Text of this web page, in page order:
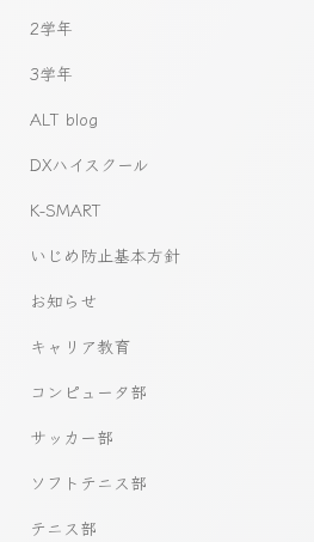
2学年
3学年
ALT blog
DXハイスクール
K-SMART
いじめ防止基本方針
お知らせ
キャリア教育
コンピュータ部
サッカー部
ソフトテニス部
テニス部